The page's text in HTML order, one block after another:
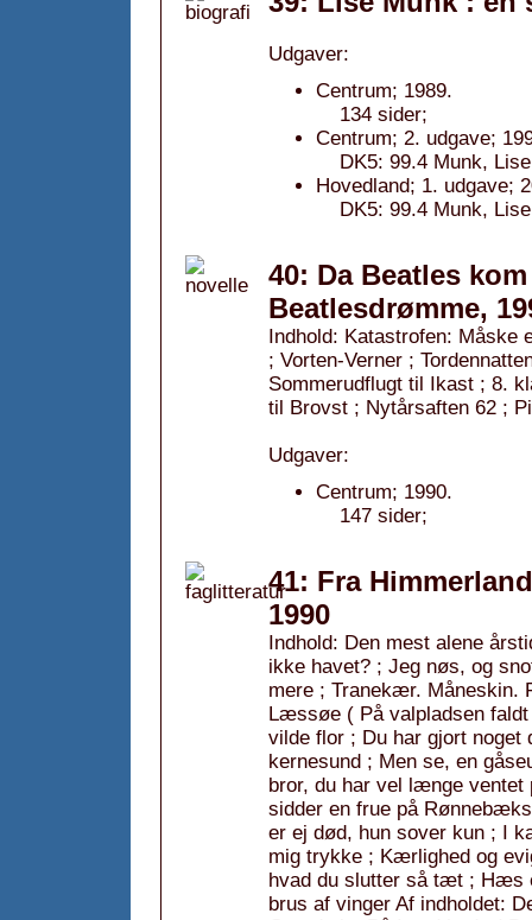
Udgaver:
Centrum; 1989.
134 sider;
Centrum; 2. udgave;
DK5: 99.4 Munk,
Hovedland; 1. udgave;
DK5: 99.4 Munk,
40: Da Beatles
Beatlesdrømme,
Indhold: Katastrofen: Måske
; Vorten-Verner ;
Sommerudflugt til Ikast ; 8.
til Brovst ; Nytårsaften 62 ;
Udgaver:
Centrum; 1990.
147 sider;
41: Fra
1990
Indhold: Den mest alene
ikke havet? ; Jeg nøs, og
mere ; Tranekær. Måneskin.
Læssøe ( På valpladsen
vilde flor ; Du har gjort noget
kernesund ; Men se, en
bror, du har vel længe ventet
sidder en frue på
er ej død, hun sover kun ; I
mig trykke ; Kærlighed og
hvad du slutter så tæt ; Hæs
brus af vinger Af indholdet: